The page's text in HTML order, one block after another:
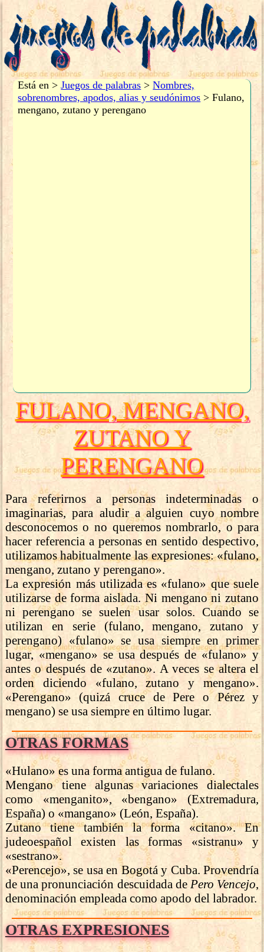
Está en >Juegos de palabras >Nombres,
sobrenombres, apodos, alias y seudónimos > Fulano,
mengano, zutano y perengano
FULANO, MENGANO,
ZUTANO Y
PERENGANO
Para referirnos a personas indeterminadas o
imaginarias, para aludir a alguien cuyo nombre
desconocemos o no queremos nombrarlo, o para
hacer referencia a personas en sentido despectivo,
utilizamos habitualmente las expresiones: «fulano,
mengano, zutano y perengano».
La expresión más utilizada es «fulano» que suele
utilizarse de forma aislada. Ni mengano ni zutano
ni perengano se suelen usar solos. Cuando se
utilizan en serie (fulano, mengano, zutano y
perengano) «fulano» se usa siempre en primer
lugar, «mengano» se usa después de «fulano» y
antes o después de «zutano». A veces se altera el
orden diciendo «fulano, zutano y mengano».
«Perengano» (quizá cruce de Pere o Pérez y
mengano) se usa siempre en último lugar.
OTRAS FORMAS
«Hulano» es una forma antigua de fulano.
Mengano tiene algunas variaciones dialectales
como «menganito», «bengano» (Extremadura,
España) o «mangano» (León, España).
Zutano tiene también la forma «citano». En
judeoespañol existen las formas «sistranu» y
«sestrano».
«Perencejo», se usa en Bogotá y Cuba. Provendría
de una pronunciación descuidada de Pero Vencejo,
denominación empleada como apodo del labrador.
OTRAS EXPRESIONES